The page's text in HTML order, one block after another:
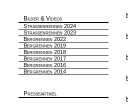
Bilder & Videos
Strassenrennen 2024
Strassenrennen 2023
Bergrennen 2022
Bergrennen 2019
Bergrennen 2018
Bergrennen 2017
Bergrennen 2016
Bergrennen 2014
Presseartikel